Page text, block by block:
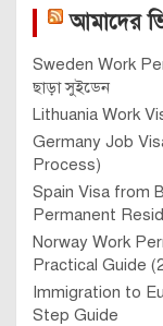
আমাদের
Sweden Work
ছাড়া সুইডেন
Lithuania Work
Germany Job
Process)
Spain Visa from
Permanent
Norway Work
Practical Guide
Immigration to
Step Guide